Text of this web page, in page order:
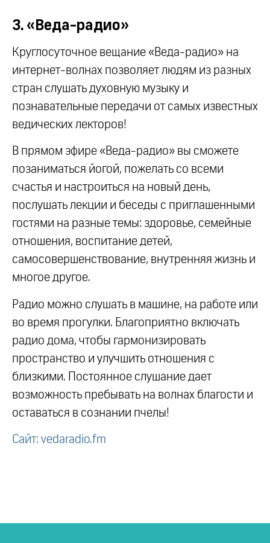
3. «Веда-радио»
Круглосуточное вещание «Веда-радио» на
интернет-волнах позволяет людям из разных
стран слушать духовную музыку и
познавательные передачи от самых известных
ведических лекторов!
В прямом эфире «Веда-радио» вы сможете
позаниматься йогой, пожелать со всеми
счастья и настроиться на новый день,
послушать лекции и беседы с приглашенными
гостями на разные темы: здоровье, семейные
отношения, воспитание детей,
самосовершенствование, внутренняя жизнь и
многое другое.
Радио можно слушать в машине, на работе или
во время прогулки. Благоприятно включать
радио дома, чтобы гармонизировать
пространство и улучшить отношения с
близкими. Постоянное слушание дает
возможность пребывать на волнах благости и
оставаться в сознании пчелы!
Сайт: vedaradio.fm